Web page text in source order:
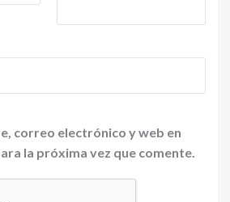
correo electrónico y web en
la próxima vez que comente.